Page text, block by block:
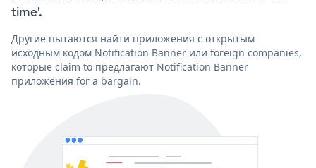
time'.
Другие пытаются найти приложения с открытым
исходным кодом Notification Banner или foreign companies,
которые claim to предлагают Notification Banner
приложения for a bargain.